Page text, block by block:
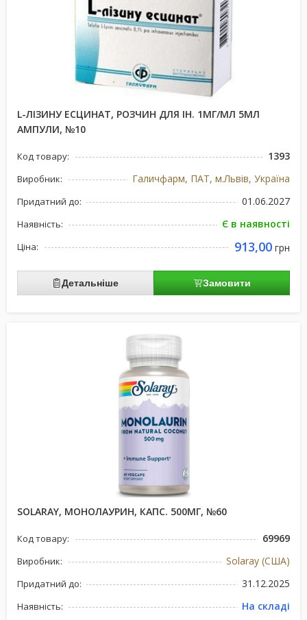
L-ЛІЗИНУ ЕСЦИНАТ, РОЗЧИН ДЛЯ ІН. 1МГ/МЛ 5МЛ
АМПУЛИ, №10
Код товару: 1393
Виробник: Галичфарм, ПАТ, м.Львів, Україна
Придатний до: 01.06.2027
Наявність: Є в наявності
Ціна: 913,00 грн
Детальніше Замовити
SOLARAY, МОНОЛАУРИН, КАПС. 500МГ, №60
Код товару: 69969
Виробник: Solaray (США)
Придатний до: 31.12.2025
Наявність: На складі